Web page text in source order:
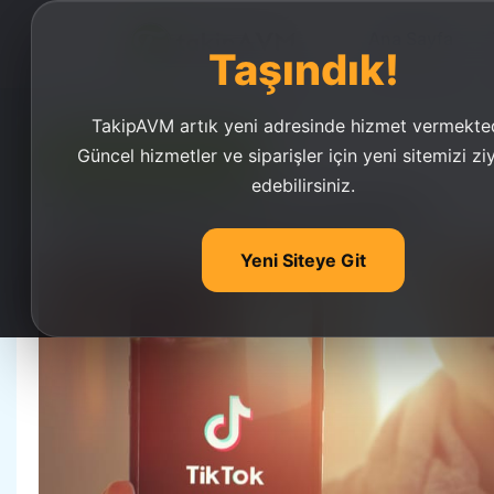
Taşındık!
TakipAVM artık yeni adresinde hizmet
Güncel hizmetler ve siparişler için yeni sitemizi
edebilirsiniz.
Yeni Siteye Git
Ucuz Takipçi Satın Al